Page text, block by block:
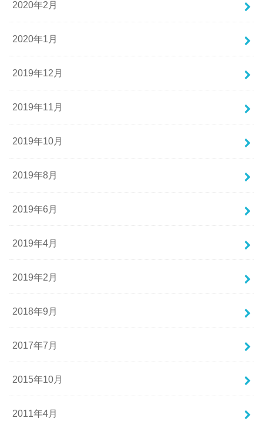
2020年2月
2020年1月
2019年12月
2019年11月
2019年10月
2019年8月
2019年6月
2019年4月
2019年2月
2018年9月
2017年7月
2015年10月
2011年4月